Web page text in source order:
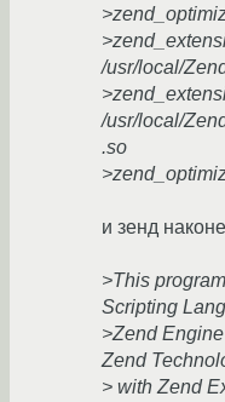
/usr/local/
/usr/local/
.so
и зенд
>This
Scripting
>Zend
Zend
> with Zend